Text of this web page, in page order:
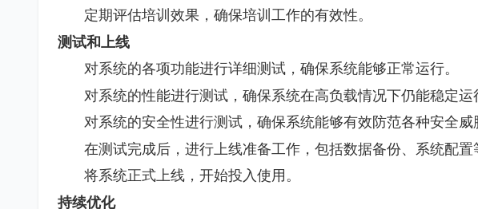
定期评估培训效果，确保培训工作的有效性。
测试和上线
对系统的各项功能进行详细测试，确保系统能够正常运行。
对系统的性能进行测试，确保系统在高负载情况下仍能稳定运
对系统的安全性进行测试，确保系统能够有效防范各种安全威
在测试完成后，进行上线准备工作，包括数据备份、系统配置
将系统正式上线，开始投入使用。
持续优化